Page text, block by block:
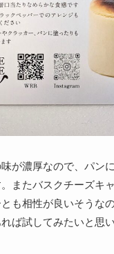
が濃厚なので、パン
またバスクチーズキ
も相性が良いそうな
ば試してみたいと思い